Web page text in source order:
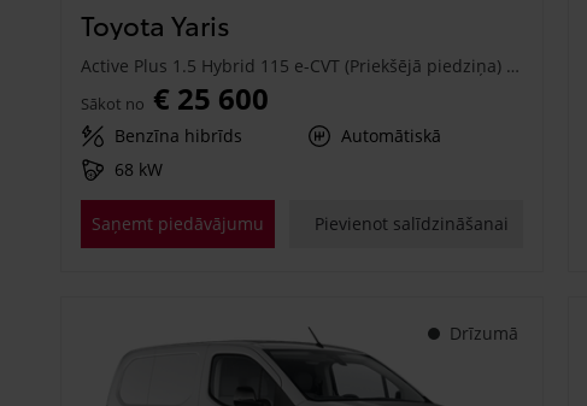
Toyota Yaris
Active Plus 1.5 Hybrid 115 e-CVT (Priekšējā piedziņa) (68 kW)
Sākot no € 25 600
Benzīna hibrīds
Automātiskā
68 kW
Saņemt piedāvājumu Pievienot salīdzināšanai
Drīzumā